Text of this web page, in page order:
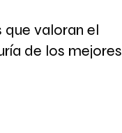
valoran el
de los mejores